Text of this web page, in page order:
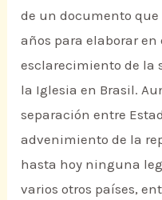
de un documento
años para elaborar en
esclarecimiento de la
la Iglesia en Brasil.
separación entre
advenimiento de la
hasta hoy ninguna
varios otros países,